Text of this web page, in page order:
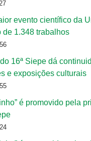
evento científico da
de 1.348 trabalhos
16ª Siepe dá
e exposições culturais
é promovido pela